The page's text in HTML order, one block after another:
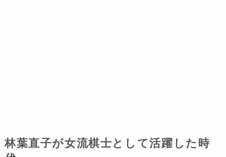
林葉直子が女流棋士として活躍した時